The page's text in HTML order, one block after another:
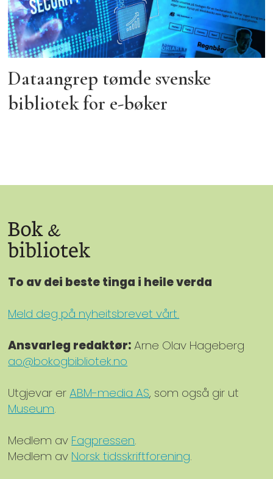
Dataangrep tømde svenske
bibliotek for e-bøker
To av dei beste tinga i heile verda
Meld deg på nyheitsbrevet vårt.
Ansvarleg redaktør:Arne Olav Hageberg
ao@bokogbibliotek.no
Utgjevar erABM-media AS, som også gir ut
Museum.
Medlem av Fagpressen.
Medlem av Norsk tidsskriftforening.